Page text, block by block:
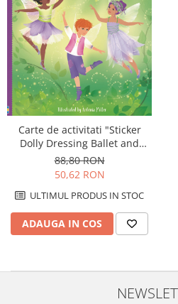
Carte de activitati "Sticker
Dolly Dressing Ballet and
Dancing Fairies", format A4,
Usborne
88,80 RON
50,62 RON
ULTIMUL PRODUS IN STOC
ADAUGA IN COS